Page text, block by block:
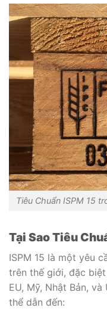
Tiêu Chuẩn ISPM 15
Tại Sao Tiêu
ISPM 15 là một yêu
trên thế giới, đặc
EU, Mỹ, Nhật Bản,
thể dẫn đến: